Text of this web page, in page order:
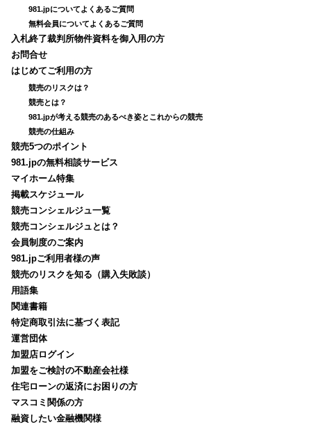
981.jpについてよくあるご質問
無料会員についてよくあるご質問
入札終了裁判所物件資料を御入用の方
お問合せ
はじめてご利用の方
競売のリスクは？
競売とは？
981.jpが考える競売のあるべき姿とこれからの競売
競売の仕組み
競売5つのポイント
981.jpの無料相談サービス
マイホーム特集
掲載スケジュール
競売コンシェルジュ一覧
競売コンシェルジュとは？
会員制度のご案内
981.jpご利用者様の声
競売のリスクを知る（購入失敗談）
用語集
関連書籍
特定商取引法に基づく表記
運営団体
加盟店ログイン
加盟をご検討の不動産会社様
住宅ローンの返済にお困りの方
マスコミ関係の方
融資したい金融機関様